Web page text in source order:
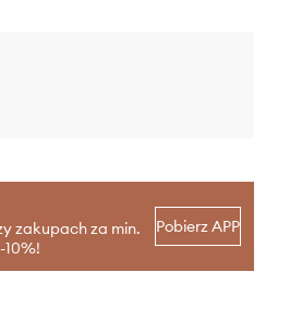
zakupach za min.
10%!
Pobierz APP